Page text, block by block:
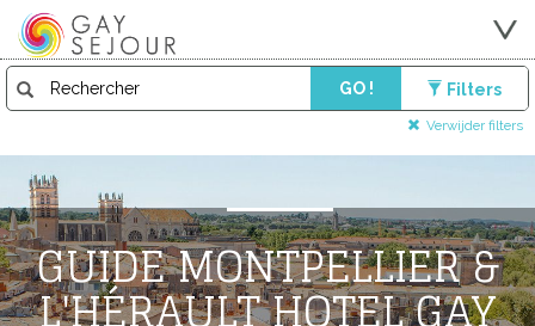
GO ! Filters
Verwijder filters
GUIDE MONTPELLIER &